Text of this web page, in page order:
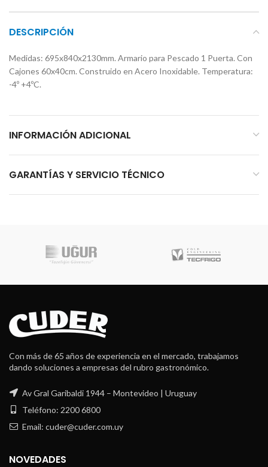
DESCRIPCIÓN
Medidas: 695x840x2130mm. Armario para Pescado 1 Puerta. Con
Cajones 60x40cm. Construido en Acero Inoxidable. Temperatura:
-4º +4ºC.
INFORMACIÓN ADICIONAL
GARANTÍAS Y SERVICIO TÉCNICO
Con más de 65 años de experiencia en el mercado, trabajamos
dando soluciones a empresas del rubro gastronómico.
Av Gral Garibaldi 1944 – Montevideo | Uruguay
Teléfono: 2200 6800
Email: cuder@cuder.com.uy
NOVEDADES